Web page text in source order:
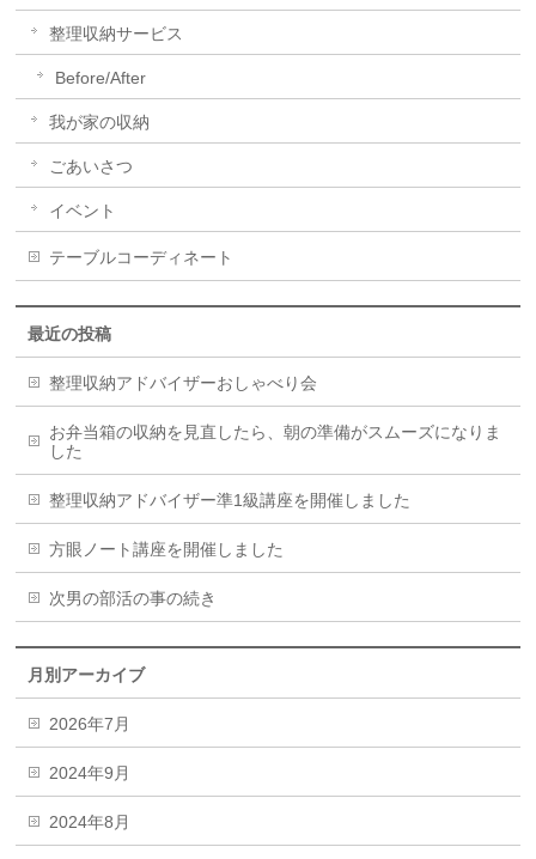
整理収納サービス
Before/After
我が家の収納
ごあいさつ
イベント
テーブルコーディネート
最近の投稿
整理収納アドバイザーおしゃべり会
お弁当箱の収納を見直したら、朝の準備がスムーズになりま
した
整理収納アドバイザー準1級講座を開催しました
方眼ノート講座を開催しました
次男の部活の事の続き
月別アーカイブ
2026年7月
2024年9月
2024年8月